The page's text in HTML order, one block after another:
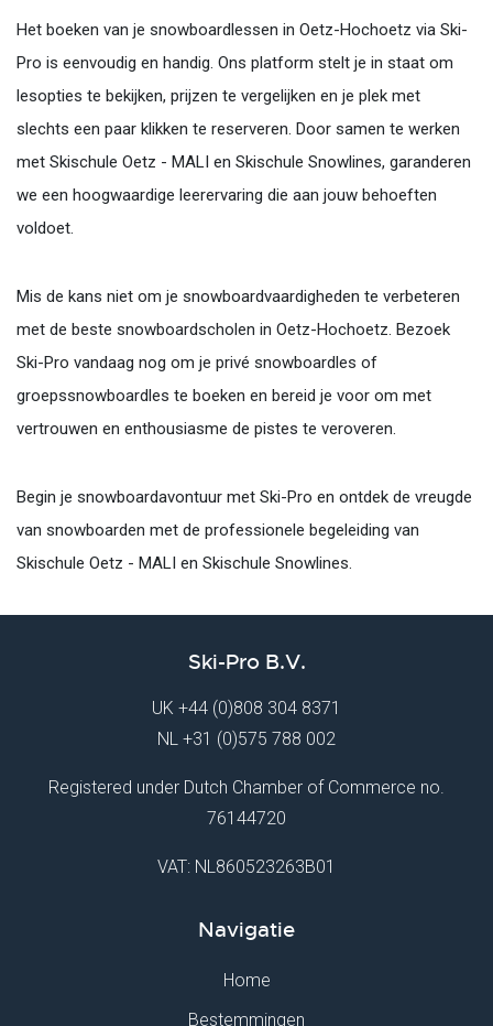
Het boeken van je snowboardlessen in Oetz-Hochoetz via Ski-
Pro is eenvoudig en handig. Ons platform stelt je in staat om
lesopties te bekijken, prijzen te vergelijken en je plek met
slechts een paar klikken te reserveren. Door samen te werken
met Skischule Oetz - MALI en Skischule Snowlines, garanderen
we een hoogwaardige leerervaring die aan jouw behoeften
voldoet.
Mis de kans niet om je snowboardvaardigheden te verbeteren
met de beste snowboardscholen in Oetz-Hochoetz. Bezoek
Ski-Pro vandaag nog om je privé snowboardles of
groepssnowboardles te boeken en bereid je voor om met
vertrouwen en enthousiasme de pistes te veroveren.
Begin je snowboardavontuur met Ski-Pro en ontdek de vreugde
van snowboarden met de professionele begeleiding van
Skischule Oetz - MALI en Skischule Snowlines.
Ski-Pro B.V.
UK +44 (0)808 304 8371
NL +31 (0)575 788 002
Registered under Dutch Chamber of Commerce no.
76144720
VAT: NL860523263B01
Navigatie
Home
Bestemmingen